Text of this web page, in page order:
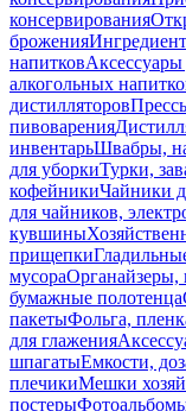
консервирования
брожения
напитков
алкогольных
дистилляторов
пивоварения
инвентарьШвабры,
для уборкиТурки,
кофейникиЧайники
для чайников,
кувшины
прищепки
мусораОрганайзеры,
бумажные полотенца
пакетыФольга,
для глажения
шпагатыЕмкости,
плечикиМешки
постеры